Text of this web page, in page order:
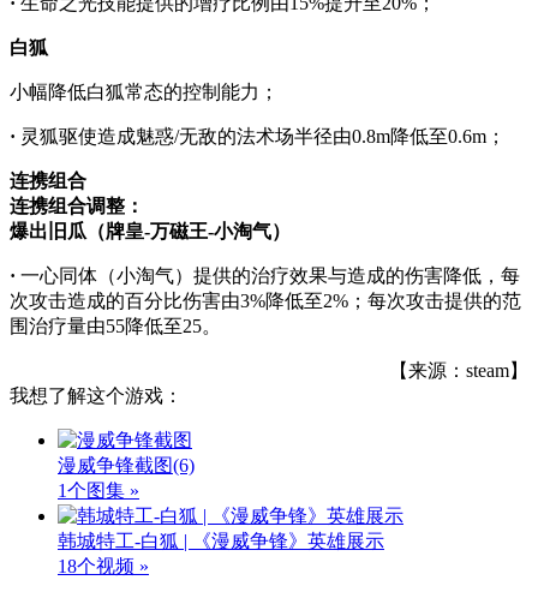
白狐
小幅降低白狐常态的控制能力；
· 灵狐驱使造成魅惑/无敌的法术场半径由0.8m降低至0.6m；
连携组合
连携组合调整：
爆出旧瓜（牌皇-万磁王-小淘气）
· 一心同体（小淘气）提供的治疗效果与造成的伤害降低，每
次攻击造成的百分比伤害由3%降低至2%；每次攻击提供的范
围治疗量由55降低至25。
【来源：steam】
我想了解这个游戏：
漫威争锋截图(6)
1个图集 »
韩城特工-白狐 | 《漫威争锋》英雄展示
18个视频 »